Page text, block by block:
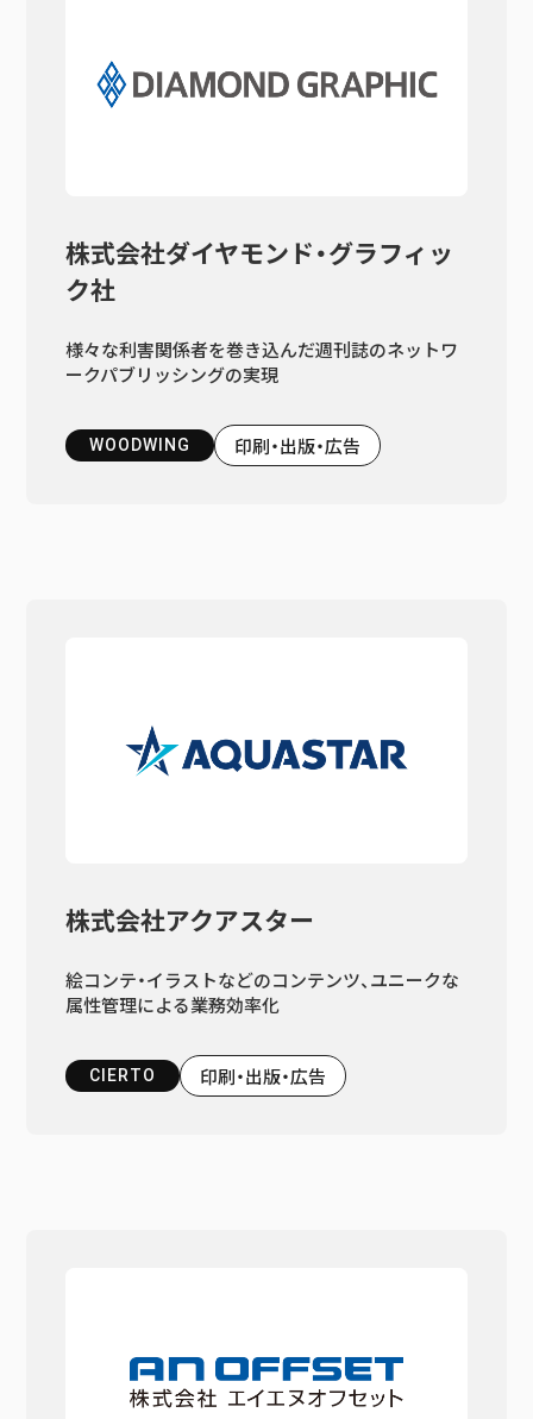
株式会社ダイヤモンド・グラフィッ
ク社
様々な利害関係者を巻き込んだ週刊誌のネットワ
ークパブリッシングの実現
WOODWING 印刷・出版・広告
株式会社アクアスター
絵コンテ・イラストなどのコンテンツ、ユニークな
属性管理による業務効率化
CIERTO 印刷・出版・広告